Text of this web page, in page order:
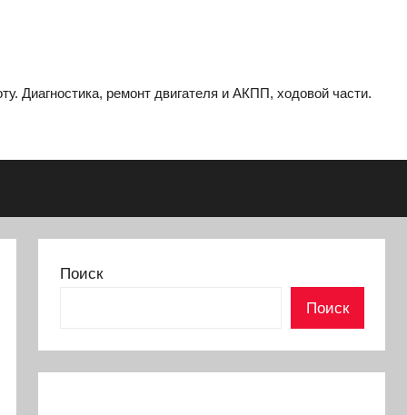
Диагностика, ремонт двигателя и АКПП, ходовой части.
Поиск
Поиск